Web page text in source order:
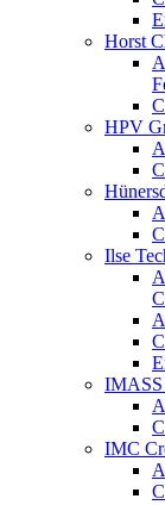
Horst
HPV
Ilse
IMC